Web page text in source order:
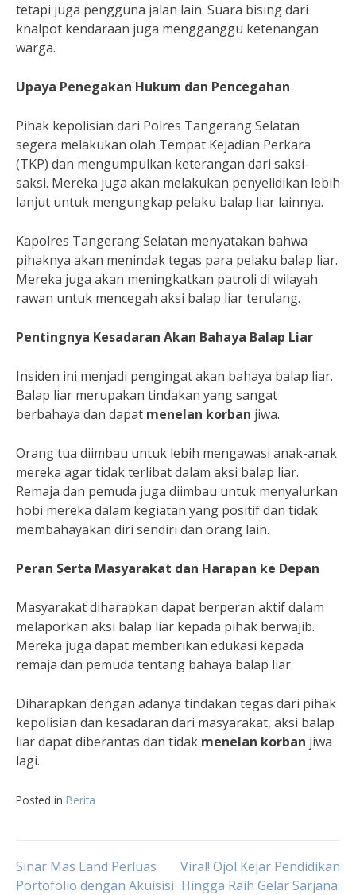
tetapi juga pengguna jalan lain. Suara bising dari
knalpot kendaraan juga mengganggu ketenangan
warga.
Upaya Penegakan Hukum dan Pencegahan
Pihak kepolisian dari Polres Tangerang Selatan
segera melakukan olah Tempat Kejadian Perkara
(TKP) dan mengumpulkan keterangan dari saksi-
saksi. Mereka juga akan melakukan penyelidikan lebih
lanjut untuk mengungkap pelaku balap liar lainnya.
Kapolres Tangerang Selatan menyatakan bahwa
pihaknya akan menindak tegas para pelaku balap liar.
Mereka juga akan meningkatkan patroli di wilayah
rawan untuk mencegah aksi balap liar terulang.
Pentingnya Kesadaran Akan Bahaya Balap Liar
Insiden ini menjadi pengingat akan bahaya balap liar.
Balap liar merupakan tindakan yang sangat
berbahaya dan dapat menelan korban jiwa.
Orang tua diimbau untuk lebih mengawasi anak-anak
mereka agar tidak terlibat dalam aksi balap liar.
Remaja dan pemuda juga diimbau untuk menyalurkan
hobi mereka dalam kegiatan yang positif dan tidak
membahayakan diri sendiri dan orang lain.
Peran Serta Masyarakat dan Harapan ke Depan
Masyarakat diharapkan dapat berperan aktif dalam
melaporkan aksi balap liar kepada pihak berwajib.
Mereka juga dapat memberikan edukasi kepada
remaja dan pemuda tentang bahaya balap liar.
Diharapkan dengan adanya tindakan tegas dari pihak
kepolisian dan kesadaran dari masyarakat, aksi balap
liar dapat diberantas dan tidak menelan korban jiwa
lagi.
Posted in Berita
Navigasi
Sinar Mas Land Perluas
Portofolio dengan Akuisisi
Viral! Ojol Kejar Pendidikan
Hingga Raih Gelar Sarjana: